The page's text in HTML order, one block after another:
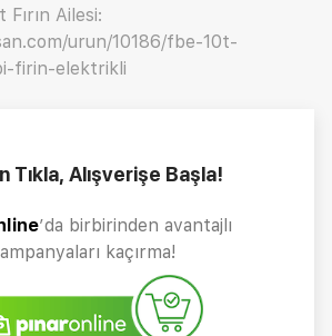
Ailesi:
urun/10186/fbe-10t-
firin-elektrikli
Tıkla, Alışverişe Başla!
’da birbirinden avantajlı
kaçırma!